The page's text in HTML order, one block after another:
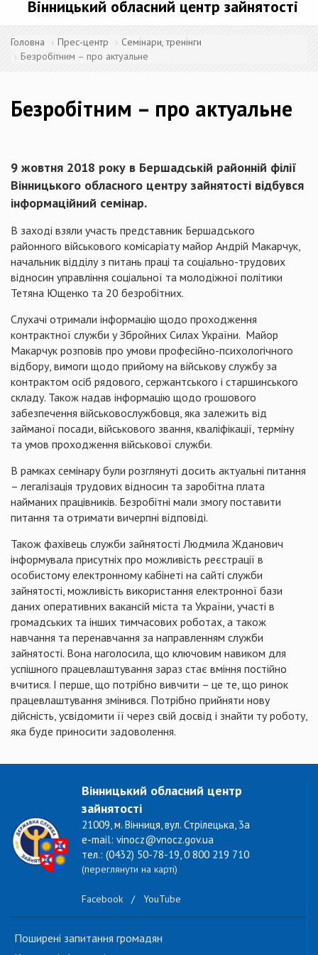
Вінницький обласний центр зайнятості
Головна Прес-центр
Семінари, тренінги
Безробітним – про актуальне
Безробітним – про актуальне
9 жовтня 2018 року в Бершадській районній філії
Вінницького обласного центру зайнятості відбувся
інформаційний семінар.
В заході взяли участь представник Бершадського
районного військового комісаріату майор Андрій Макарчук,
начальник відділу з питань праці та соціально-трудових
відносин управління соціальної та молодіжної політики
Тетяна Ющенко та 20 безробітних.
Слухачі отримали інформацію щодо проходження
контрактної служби у Збройних Силах України. Майор
Макарчук розповів про умови професійно-психологічного
відбору, вимоги щодо прийому на військову службу за
контрактом осіб рядового, сержантського і старшинського
складу. Також надав інформацію щодо грошового
забезпечення військовослужбовця, яка залежить від
займаної посади, військового звання, кваліфікації, терміну
та умов проходження військової служби.
В рамках семінару були розглянуті досить актуальні питання
– легалізація трудових відносин та заробітна плата
найманих працівників. Безробітні мали змогу поставити
питання та отримати вичерпні відповіді.
Також фахівець служби зайнятості Людмила Жданович
інформувала присутніх про можливість реєстрації в
особистому електронному кабінеті на сайті служби
зайнятості, можливість використання електронної бази
даних оперативних вакансій міста та України, участі в
громадських та інших тимчасових роботах, а також
навчання та перенавчання за направленням служби
зайнятості. Вона наголосила, що ключовим навиком для
успішного працевлаштування зараз стає вміння постійно
вчитися. І перше, що потрібно вивчити – це те, що ринок
працевлаштування змінився. Потрібно прийняти нову
дійсність, усвідомити її через свій досвід і знайти ту роботу,
яка буде приносити задоволення.
Вінницький обласний центр
зайнятості
21009, м. Вінниця, вул. Стрілецька, 3а
e-mail: vinocz@vnocz.gov.ua
тел.: (0432) 50-78-19, 0 800 219 710
(переглянути на карті)
Facebook / YouTube
Поширені запитання громадян